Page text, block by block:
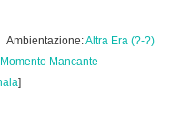
Ambientazione:Altra Era (?-?)
Momento Mancante
]